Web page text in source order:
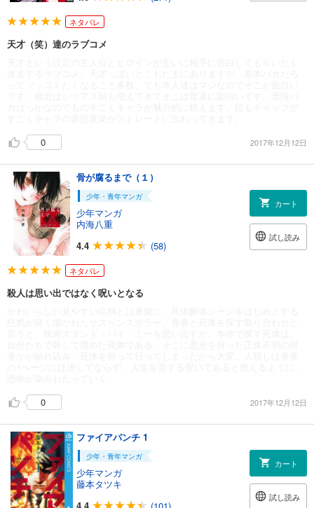
ネタバレ
天才（笑）達のラブコメ
0
2017年12月12日
骨が腐るまで（１）
少年・青年マンガ
少年マンガ
内海八重
4.4
(58)
カート
試し読み
ネタバレ
殺人は思い出ではなく呪いとなる
0
2017年12月12日
ファイアパンチ 1
少年・青年マンガ
少年マンガ
藤本タツキ
カート
試し読み